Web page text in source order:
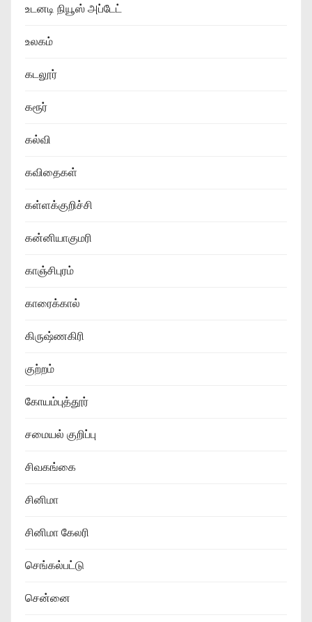
உடனடி நியூஸ் அப்டேட்
உலகம்
கடலூர்
கரூர்
கல்வி
கவிதைகள்
கள்ளக்குறிச்சி
கன்னியாகுமரி
காஞ்சிபுரம்
காரைக்கால்
கிருஷ்ணகிரி
குற்றம்
கோயம்புத்தூர்
சமையல் குறிப்பு
சிவகங்கை
சினிமா
சினிமா கேலரி
செங்கல்பட்டு
சென்னை